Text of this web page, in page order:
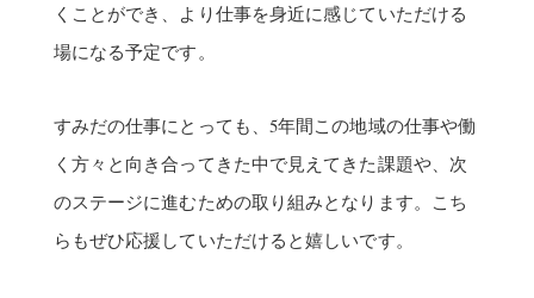
くことができ、より仕事を身近に感じていただける
場になる予定です。
すみだの仕事にとっても、5年間この地域の仕事や働
く方々と向き合ってきた中で見えてきた課題や、次
のステージに進むための取り組みとなります。こち
らもぜひ応援していただけると嬉しいです。